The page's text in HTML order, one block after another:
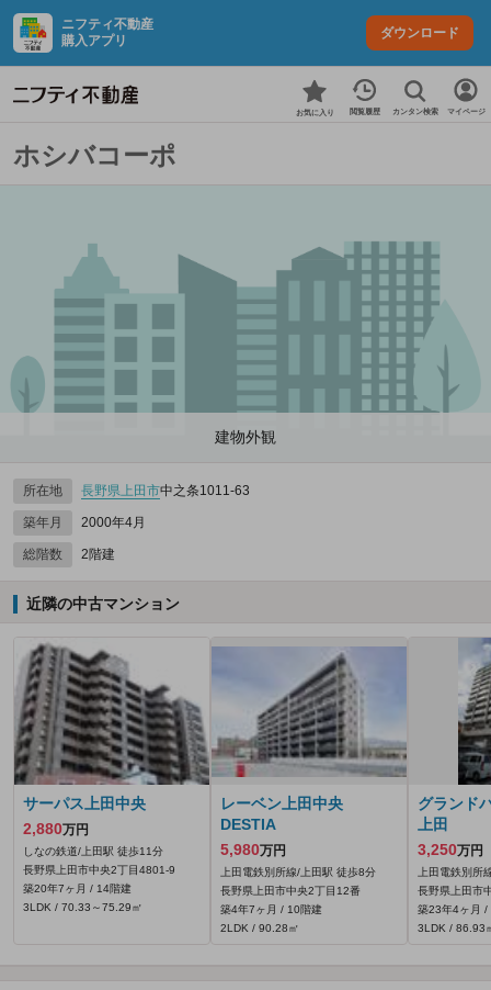
ニフティ不動産
購入アプリ
ダウンロード
お気に入り 閲覧履歴 カンタン検索 マイページ
ホシバコーポ
建物外観
所在地 長野県上田市中之条1011‐63
築年月 2000年4月
総階数 2階建
近隣の中古マンション
サーパス上田中央
2,880万円
しなの鉄道/上田駅 徒歩11分
長野県上田市中央2丁目4801‐9
築20年7ヶ月 / 14階建
3LDK / 70.33～75.29㎡
レーベン上田中央
DESTIA
5,980万円
上田電鉄別所線/上田駅 徒歩8分
長野県上田市中央2丁目12番
築4年7ヶ月 / 10階建
2LDK / 90.28㎡
グランド
上田
3,250万円
上田電鉄別所
長野県上田市
築23年4ヶ月 /
3LDK / 86.93